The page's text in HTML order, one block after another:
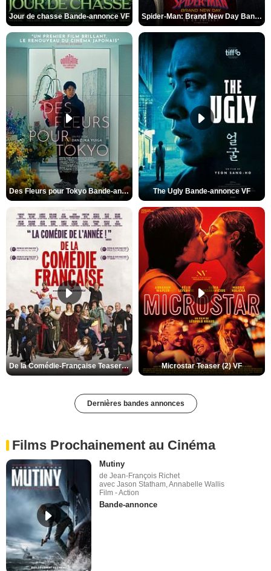
Jour de chasse Bande-annonce VF Spider-Man: Brand New Day Bande-annonce (3) VO STFR
Des Fleurs pour Tokyo Bande-annonce VO STFR The Ugly Bande-annonce VF
De la Comédie-Française Teaser (3) VF Microstar Teaser (2) VF
Dernières bandes annonces
Films Prochainement au Cinéma
Mutiny
de Jean-François Richet
avec Jason Statham, Annabelle Wallis
Film - Action
Bande-annonce